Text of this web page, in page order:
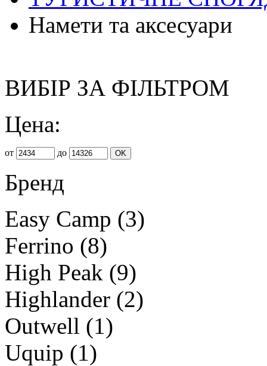
Намети та аксесуари
ВИБІР ЗА ФІЛЬТРОМ
Цена:
от до OK
Бренд
Easy Camp (3)
Ferrino (8)
High Peak (9)
Highlander (2)
Outwell (1)
Uquip (1)